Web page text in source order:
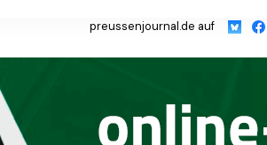
preussenjournal.de auf